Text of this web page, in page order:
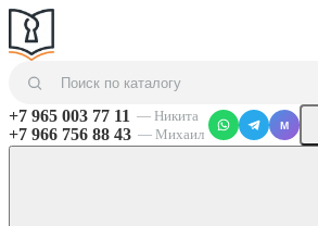
+7 965 003 77 11 — Никита
+7 966 756 88 43 — Михаил
M